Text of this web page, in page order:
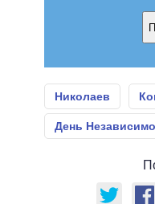
Николаев
День